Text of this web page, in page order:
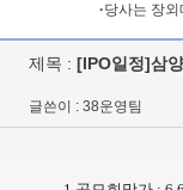
·당사는 장
제목 : [IPO일정]삼
글쓴이 : 38운영팀